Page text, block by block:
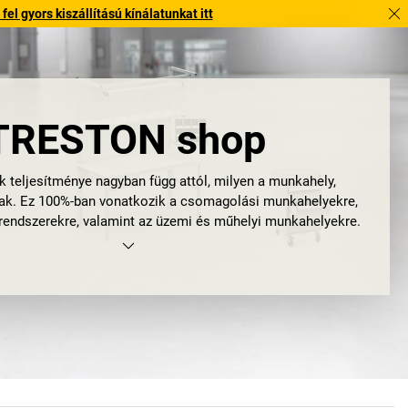
fel gyors kiszállítású kínálatunkat itt
shop
teljesítménye nagyban függ attól, milyen a munkahely,
Ez 100%-ban vonatkozik a csomagolási munkahelyekre,
valamint az üzemi és műhelyi munkahelyekre.
már bevezetett minőségirányítási módszereket (pl. 5S,